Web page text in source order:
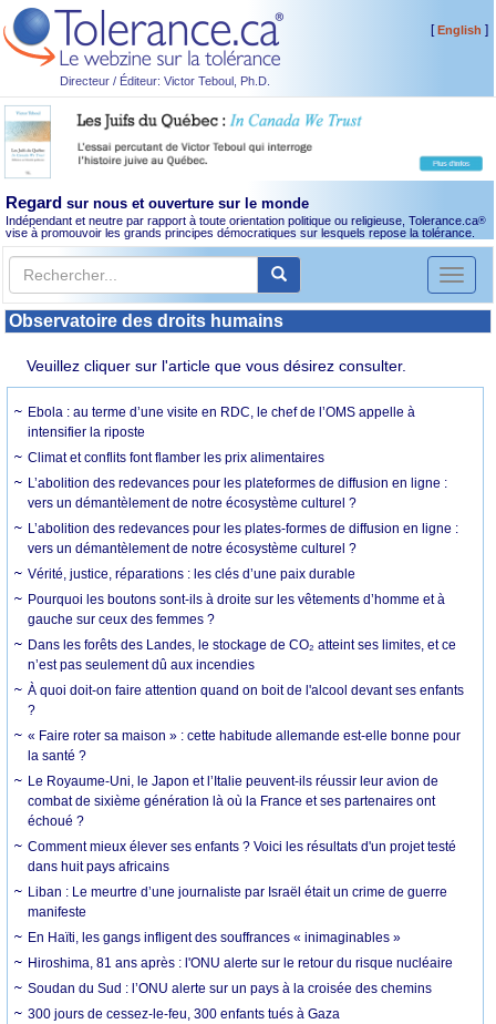
Directeur / Éditeur: Victor Teboul, Ph.D.
[English ]
Regard sur nous et ouverture sur le monde
Indépendant et neutre par rapport à toute orientation politique ou religieuse, Tolerance.ca®
vise à promouvoir les grands principes démocratiques sur lesquels repose la tolérance.
Toggle
Observatoire des droits humains
Veuillez cliquer sur l'article que vous désirez consulter.
Ebola : au terme d’une visite en RDC, le chef de l’OMS appelle à
intensifier la riposte
Climat et conflits font flamber les prix alimentaires
L’abolition des redevances pour les plateformes de diffusion en ligne :
vers un démantèlement de notre écosystème culturel ?
L’abolition des redevances pour les plates-formes de diffusion en ligne :
vers un démantèlement de notre écosystème culturel ?
Vérité, justice, réparations : les clés d’une paix durable
Pourquoi les boutons sont-ils à droite sur les vêtements d’homme et à
gauche sur ceux des femmes ?
Dans les forêts des Landes, le stockage de CO₂ atteint ses limites, et ce
n’est pas seulement dû aux incendies
À quoi doit-on faire attention quand on boit de l'alcool devant ses enfants
?
« Faire roter sa maison » : cette habitude allemande est-elle bonne pour
la santé ?
Le Royaume-Uni, le Japon et l’Italie peuvent-ils réussir leur avion de
combat de sixième génération là où la France et ses partenaires ont
échoué ?
Comment mieux élever ses enfants ? Voici les résultats d'un projet testé
dans huit pays africains
Liban : Le meurtre d’une journaliste par Israël était un crime de guerre
manifeste
En Haïti, les gangs infligent des souffrances « inimaginables »
Hiroshima, 81 ans après : l'ONU alerte sur le retour du risque nucléaire
Soudan du Sud : l’ONU alerte sur un pays à la croisée des chemins
300 jours de cessez-le-feu, 300 enfants tués à Gaza